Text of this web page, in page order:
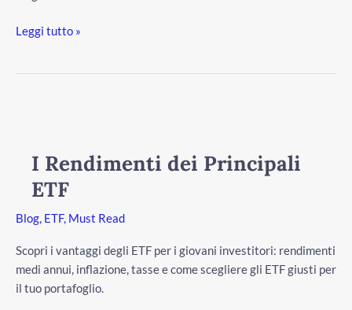
Leggi tutto »
I Rendimenti dei Principali
ETF
Blog ETF, Must Read
Scopri i vantaggi degli ETF per i giovani investitori: rendimenti
medi annui, inflazione, tasse e come scegliere gli ETF giusti per
il tuo portafoglio.
Principali
ETF